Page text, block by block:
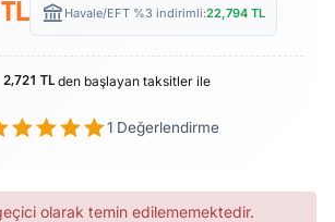
TL Havale/EFT %3 indirimli:22,794TL
2,721 TLden başlayan taksitler ile
1 Değerlendirme
olarak temin edilememektedir.